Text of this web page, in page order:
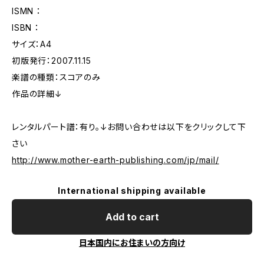
ISMN ：
ISBN ：
サイズ：A4
初版発行：2007.11.15
楽譜の種類：スコアのみ
作品の詳細↓
レンタルパート譜：有り。↓お問い合わせは以下をクリックして下
さい
http://www.mother-earth-publishing.com/jp/mail/
International shipping available
Add to cart
日本国内にお住まいの方向け